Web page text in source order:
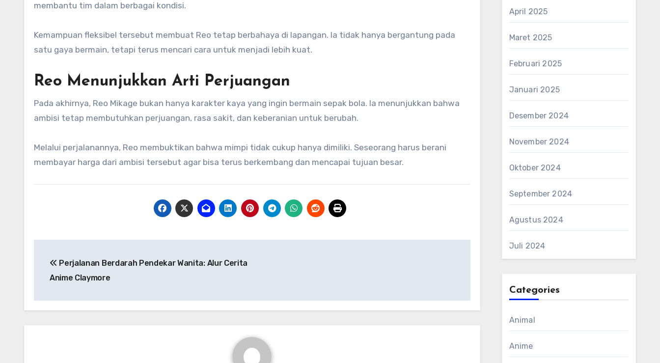
membantu tim dalam berbagai kondisi.
Kemampuan fleksibel tersebut membuat Reo tetap berbahaya di lapangan. Ia tidak hanya bergantung pada
satu gaya bermain, tetapi terus mencari cara untuk menjadi lebih kuat.
Reo Menunjukkan Arti Perjuangan
Pada akhirnya, Reo Mikage bukan hanya karakter kaya yang ingin bermain sepak bola. Ia menunjukkan bahwa
ambisi tetap membutuhkan perjuangan, rasa sakit, dan keberanian untuk berubah.
Melalui perjalanannya, Reo membuktikan bahwa mimpi tidak cukup hanya dimiliki. Seseorang harus berani
membayar harga dari ambisi tersebut agar bisa terus berkembang dan mencapai tujuan besar.
pos Perjalanan Berdarah Pendekar Wanita: Alur Cerita
Anime Claymore
April 2025
Maret 2025
Februari 2025
Januari 2025
Desember 2024
November 2024
Oktober 2024
September 2024
Agustus 2024
Juli 2024
Categories
Animal
Anime